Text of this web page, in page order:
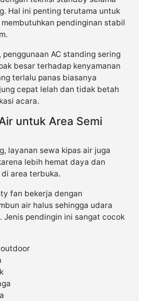
Hal ini penting terutama untuk
pendinginan stabil
AC standing sering
besar terhadap kenyamanan
terlalu panas biasanya
cepat lelah dan tidak betah
acara.
untuk Area Semi
layanan sewa kipas air juga
lebih hemat daya dan
area terbuka.
fan bekerja dengan
air halus sehingga udara
Jenis pendingin ini sangat cocok